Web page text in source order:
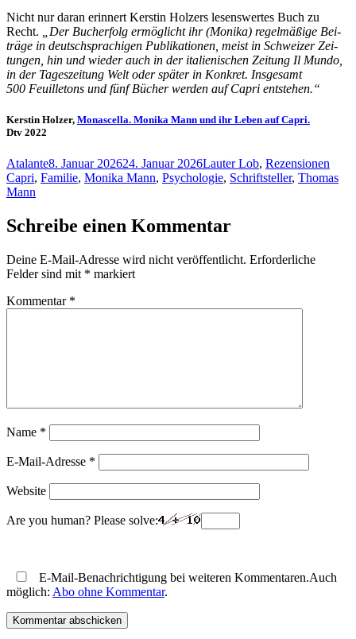
Nicht nur dar­an er­in­nert Kers­tin Holz­ers le­sens­wer­tes Buch zu
Recht.
„Der Buch­erfolg er­mög­licht ihr (Mo­ni­ka) re­gel­mä­ßi­ge Bei­
trä­ge in deutsch­spra­chi­gen Pu­bli­ka­tio­nen, meist in Schwei­zer Zei­
tun­gen, hin und wie­der auch in der ita­lie­ni­schen Zei­tung Il Mun­do,
in der Ta­ges­zei­tung Welt oder spä­ter in Kon­kret. Ins­ge­samt
500 Feuil­le­tons und fünf Bü­cher wer­den auf Ca­pri entstehen.“
Kerstin Holzer, Monascella. Monika Mann und ihr Leben auf Capri.
Dtv 2022
Autor
AtalanteVeröffentlicht
am
8. Januar 202624. Januar 2026Kategorien
Lauter Lob, Rezensionen
Capri, Familie, Monika Mann, Psychologie, Schriftsteller, Thomas
Mann
Schreibe einen Kommentar
Deine E-Mail-Adresse wird nicht veröffentlicht. Erforderliche
Felder sind mit * markiert
Kommentar *
Name *
E-Mail-Adresse *
Website
Are you human? Please solve:
E-Mail-Benachrichtigung bei weiteren Kommentaren.Auch
möglich: Abo ohne Kommentar.